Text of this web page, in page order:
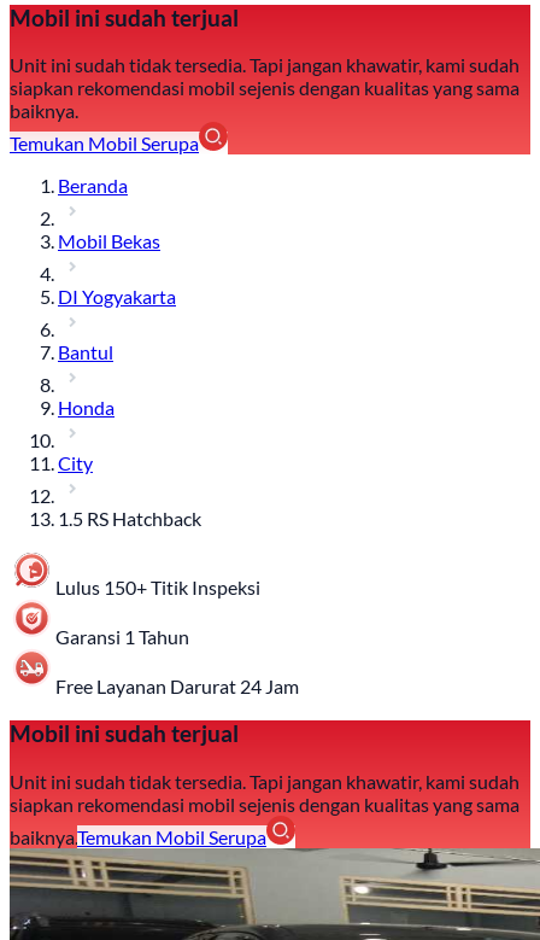
Mobil ini sudah terjual
Unit ini sudah tidak tersedia. Tapi jangan khawatir, kami sudah
siapkan rekomendasi mobil sejenis dengan kualitas yang sama
baiknya.
Temukan Mobil Serupa
Beranda
Mobil Bekas
DI Yogyakarta
Bantul
Honda
City
1.5 RS Hatchback
Lulus 150+ Titik Inspeksi
Garansi 1 Tahun
Free Layanan Darurat 24 Jam
Mobil ini sudah terjual
Unit ini sudah tidak tersedia. Tapi jangan khawatir, kami sudah
siapkan rekomendasi mobil sejenis dengan kualitas yang sama
baiknya.Temukan Mobil Serupa